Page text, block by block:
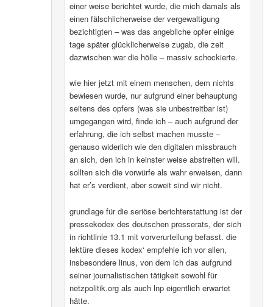
einer weise berichtet wurde, die mich damals als
einen fälschlicherweise der vergewaltigung
bezichtigten – was das angebliche opfer einige
tage später glücklicherweise zugab, die zeit
dazwischen war die hölle – massiv schockierte.
wie hier jetzt mit einem menschen, dem nichts
bewiesen wurde, nur aufgrund einer behauptung
seitens des opfers (was sie unbestreitbar ist)
umgegangen wird, finde ich – auch aufgrund der
erfahrung, die ich selbst machen musste –
genauso widerlich wie den digitalen missbrauch
an sich, den ich in keinster weise abstreiten will.
sollten sich die vorwürfe als wahr erweisen, dann
hat er’s verdient, aber soweit sind wir nicht.
grundlage für die seriöse berichterstattung ist der
pressekodex des deutschen presserats, der sich
in richtlinie 13.1 mit vorverurteilung befasst. die
lektüre dieses kodex‘ empfehle ich vor allen,
insbesondere linus, von dem ich das aufgrund
seiner journalistischen tätigkeit sowohl für
netzpolitik.org als auch lnp eigentlich erwartet
hätte.